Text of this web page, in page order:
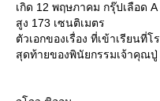
เกิด 12 พฤษภาคม กรุ๊ปเลือด A
สูง 173 เซนติเมตร
ตัวเอกของเรื่อง ที่เข้าเรียนที่
สุดท้ายของพินัยกรรมเจ้าคุณปู่